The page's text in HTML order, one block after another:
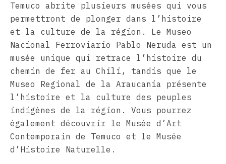
Temuco abrite plusieurs musées qui vous
permettront de plonger dans l’histoire
et la culture de la région. Le Museo
Nacional Ferroviario Pablo Neruda est un
musée unique qui retrace l’histoire du
chemin de fer au Chili, tandis que le
Museo Regional de la Araucanía présente
l’histoire et la culture des peuples
indigènes de la région. Vous pourrez
également découvrir le Musée d’Art
Contemporain de Temuco et le Musée
d’Histoire Naturelle.